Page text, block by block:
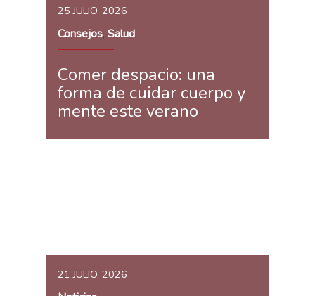
25 JULIO, 2026
Consejos, Salud
Comer despacio: una
forma de cuidar cuerpo y
mente este verano
21 JULIO, 2026